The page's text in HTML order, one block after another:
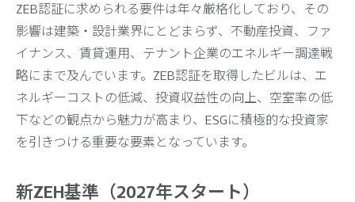
ZEB認証に求められる要件は年々厳格化しており、その
影響は建築・設計業界にとどまらず、不動産投資、ファ
イナンス、賃貸運用、テナント企業のエネルギー調達戦
略にまで及んでいます。ZEB認証を取得したビルは、エ
ネルギーコストの低減、投資収益性の向上、空室率の低
下などの観点から魅力が高まり、ESGに積極的な投資家
を引きつける重要な要素となっています。
新ZEH基準（2027年スタート）